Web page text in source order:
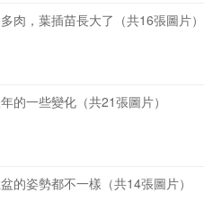
肉，葉插苗長大了（共16張圖片）
的一些變化（共21張圖片）
的姿勢都不一樣（共14張圖片）